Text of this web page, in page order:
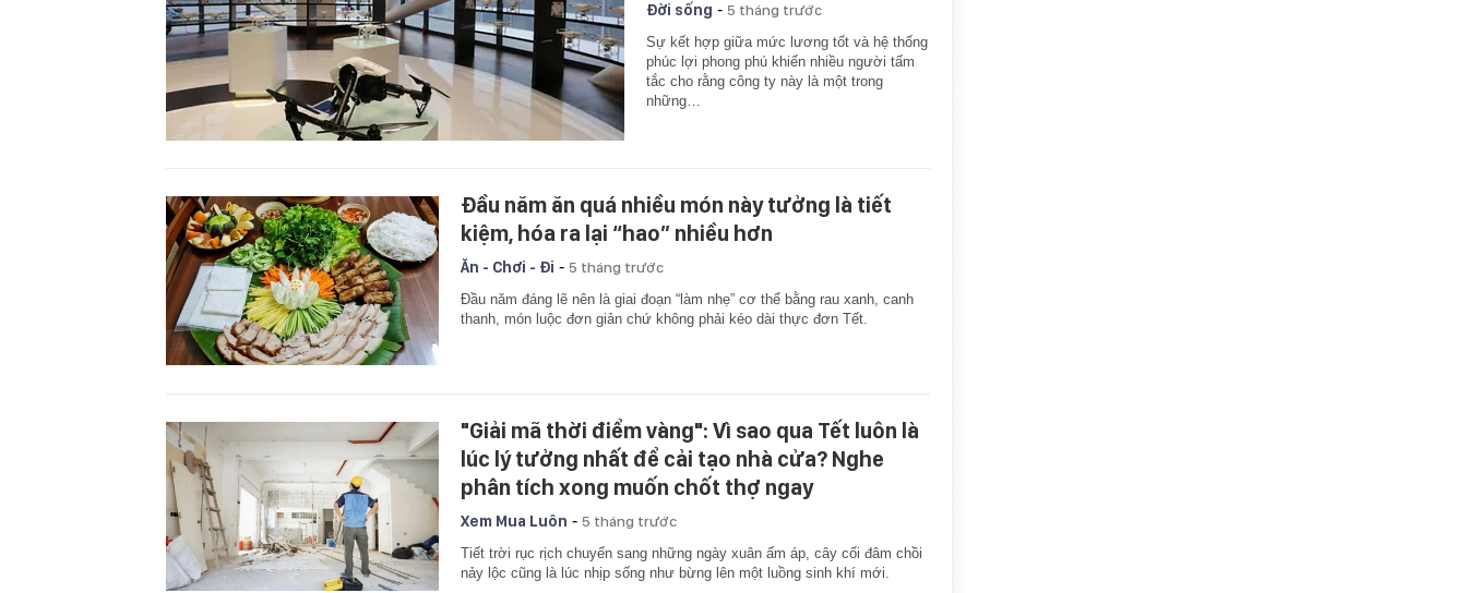
Đời sống - 5 tháng trước
Sự kết hợp giữa mức lương tốt và hệ thống
phúc lợi phong phú khiến nhiều người tấm
tắc cho rằng công ty này là một trong
những…
Đầu năm ăn quá nhiều món này tưởng là tiết
kiệm, hóa ra lại “hao” nhiều hơn
Ăn - Chơi - Đi - 5 tháng trước
Đầu năm đáng lẽ nên là giai đoạn “làm nhẹ” cơ thể bằng rau xanh, canh
thanh, món luộc đơn giản chứ không phải kéo dài thực đơn Tết.
"Giải mã thời điểm vàng": Vì sao qua Tết luôn là
lúc lý tưởng nhất để cải tạo nhà cửa? Nghe
phân tích xong muốn chốt thợ ngay
Xem Mua Luôn - 5 tháng trước
Tiết trời rục rịch chuyển sang những ngày xuân ấm áp, cây cối đâm chồi
nảy lộc cũng là lúc nhịp sống như bừng lên một luồng sinh khí mới.